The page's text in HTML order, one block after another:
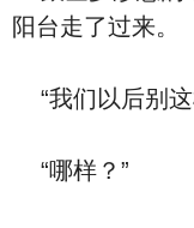
阳台走了过来。
“我们以后别这
“哪样？”